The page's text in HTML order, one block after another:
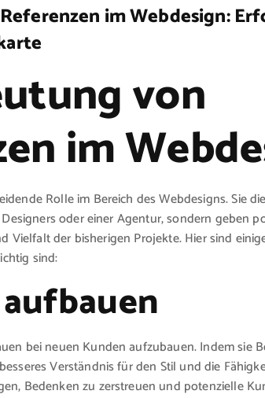
im Webdesign:
von
im
Rolle im Bereich des Webdesigns. Sie
oder einer Agentur, sondern geben
Vielfalt der bisherigen Projekte. Hier sind
sind:
bei neuen Kunden aufzubauen. Indem sie
Verständnis für den Stil und die
Bedenken zu zerstreuen und potenzielle